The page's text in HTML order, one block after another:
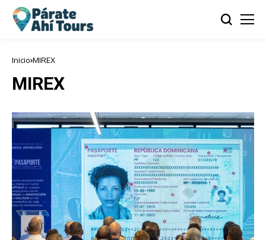
Inicio MIREX
MIREX